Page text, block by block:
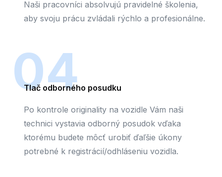
Naši pracovníci absolvujú pravidelné školenia,
aby svoju prácu zvládali rýchlo a profesionálne.
04
Tlač odborného posudku
Po kontrole originality na vozidle Vám naši
technici vystavia odborný posudok vďaka
ktorému budete môcť urobiť ďaľšie úkony
potrebné k registrácií/odhláseniu vozidla.